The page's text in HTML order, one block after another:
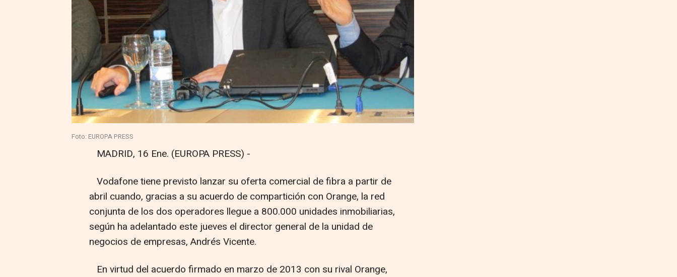
Foto: EUROPA PRESS
MADRID, 16 Ene. (EUROPA PRESS) -
Vodafone tiene previsto lanzar su oferta comercial de fibra a partir de
abril cuando, gracias a su acuerdo de compartición con Orange, la red
conjunta de los dos operadores llegue a 800.000 unidades inmobiliarias,
según ha adelantado este jueves el director general de la unidad de
negocios de empresas, Andrés Vicente.
En virtud del acuerdo firmado en marzo de 2013 con su rival Orange,